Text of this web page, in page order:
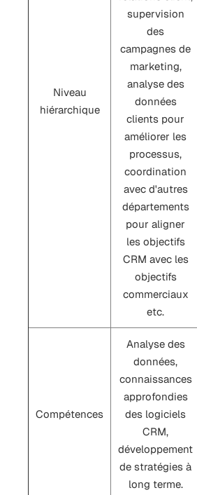
Niveau
hiérarchique
supervision
des
campagnes de
marketing,
analyse des
données
clients pour
améliorer les
processus,
coordination
avec d'autres
départements
pour aligner
les objectifs
CRM avec les
objectifs
commerciaux
etc.
Compétences
Analyse des
données,
connaissances
approfondies
des logiciels
CRM,
développement
de stratégies à
long terme.